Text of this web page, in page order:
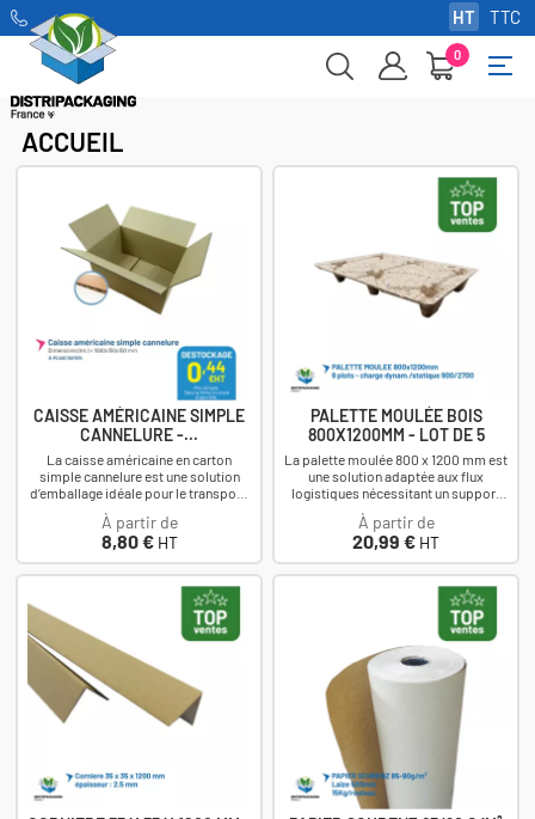
HT TTC
0 ☰
ACCUEIL
CAISSE AMÉRICAINE SIMPLE
CANNELURE -...
La caisse américaine en carton
simple cannelure est une solution
d’emballage idéale pour le transport,
le stockage et l’expédition de
produits...
À partir de
Prix
8,80 € HT
PALETTE MOULÉE BOIS
800X1200MM - LOT DE 5
La palette moulée 800 x 1200 mm est
une solution adaptée aux flux
logistiques nécessitant un support
de charge fiable, léger et pratique à...
À partir de
Prix
20,99 € HT